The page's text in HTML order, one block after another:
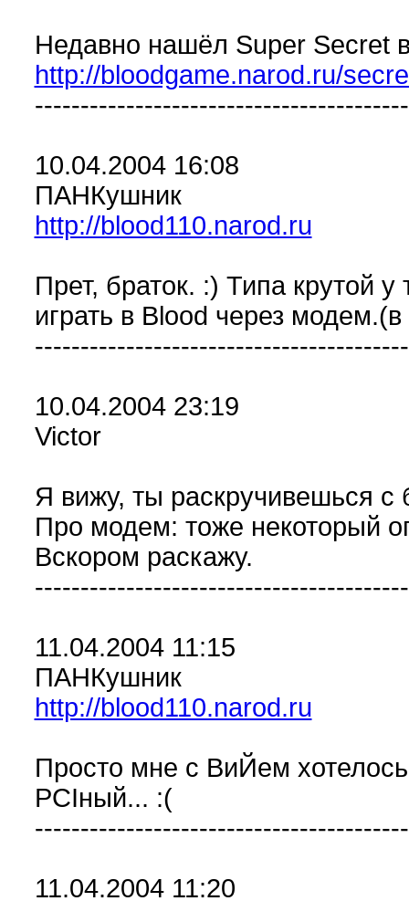
Недавно нашёл Super Secret
http://bloodgame.narod.ru/
10.04.2004 16:08
ПАНКушник
http://blood110.narod.ru
Прет, браток. :) Типа крутой
играть в Blood через
10.04.2004 23:19
Victor
Я вижу, ты раскручивешься с
Про модем: тоже некоторый
Вскором раскажу.
11.04.2004 11:15
ПАНКушник
http://blood110.narod.ru
Просто мне с ВиЙем
PCIный... :(
11.04.2004 11:20